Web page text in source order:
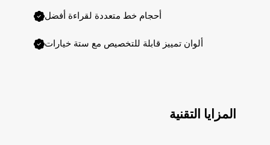
أحجام خط متعددة لقراءة أفضل
ألوان تمييز قابلة للتخصيص مع ستة خيارات
المزايا التقنية